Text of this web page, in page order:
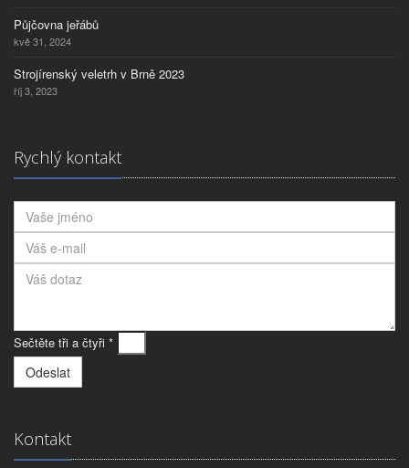
Půjčovna jeřábů
kvě 31, 2024
Strojírenský veletrh v Brně 2023
říj 3, 2023
Rychlý kontakt
Sečtěte tři a čtyři *
Kontakt